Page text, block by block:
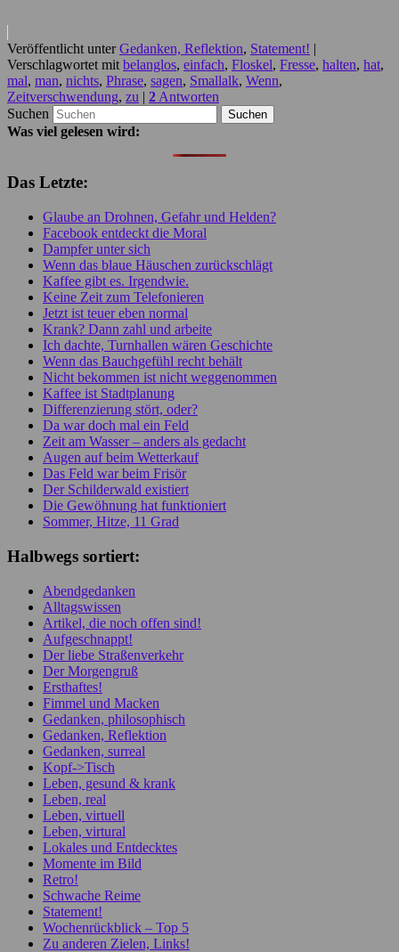
Veröffentlicht unter Gedanken, Reflektion, Statement! |
Verschlagwortet mit belanglos, einfach, Floskel, Fresse, halten, hat,
mal, man, nichts, Phrase, sagen, Smallalk, Wenn,
Zeitverschwendung, zu | 2 Antworten
Suchen
Was viel gelesen wird:
Das Letzte:
Glaube an Drohnen, Gefahr und Helden?
Facebook entdeckt die Moral
Dampfer unter sich
Wenn das blaue Häuschen zurückschlägt
Kaffee gibt es. Irgendwie.
Keine Zeit zum Telefonieren
Jetzt ist teuer eben normal
Krank? Dann zahl und arbeite
Ich dachte, Turnhallen wären Geschichte
Wenn das Bauchgefühl recht behält
Nicht bekommen ist nicht weggenommen
Kaffee ist Stadtplanung
Differenzierung stört, oder?
Da war doch mal ein Feld
Zeit am Wasser – anders als gedacht
Augen auf beim Wetterkauf
Das Feld war beim Frisör
Der Schilderwald existiert
Die Gewöhnung hat funktioniert
Sommer, Hitze, 11 Grad
Halbwegs sortiert:
Abendgedanken
Alltagswissen
Artikel, die noch offen sind!
Aufgeschnappt!
Der liebe Straßenverkehr
Der Morgengruß
Ersthaftes!
Fimmel und Macken
Gedanken, philosophisch
Gedanken, Reflektion
Gedanken, surreal
Kopf->Tisch
Leben, gesund & krank
Leben, real
Leben, virtuell
Leben, virtural
Lokales und Entdecktes
Momente im Bild
Retro!
Schwache Reime
Statement!
Wochenrückblick – Top 5
Zu anderen Zielen, Links!